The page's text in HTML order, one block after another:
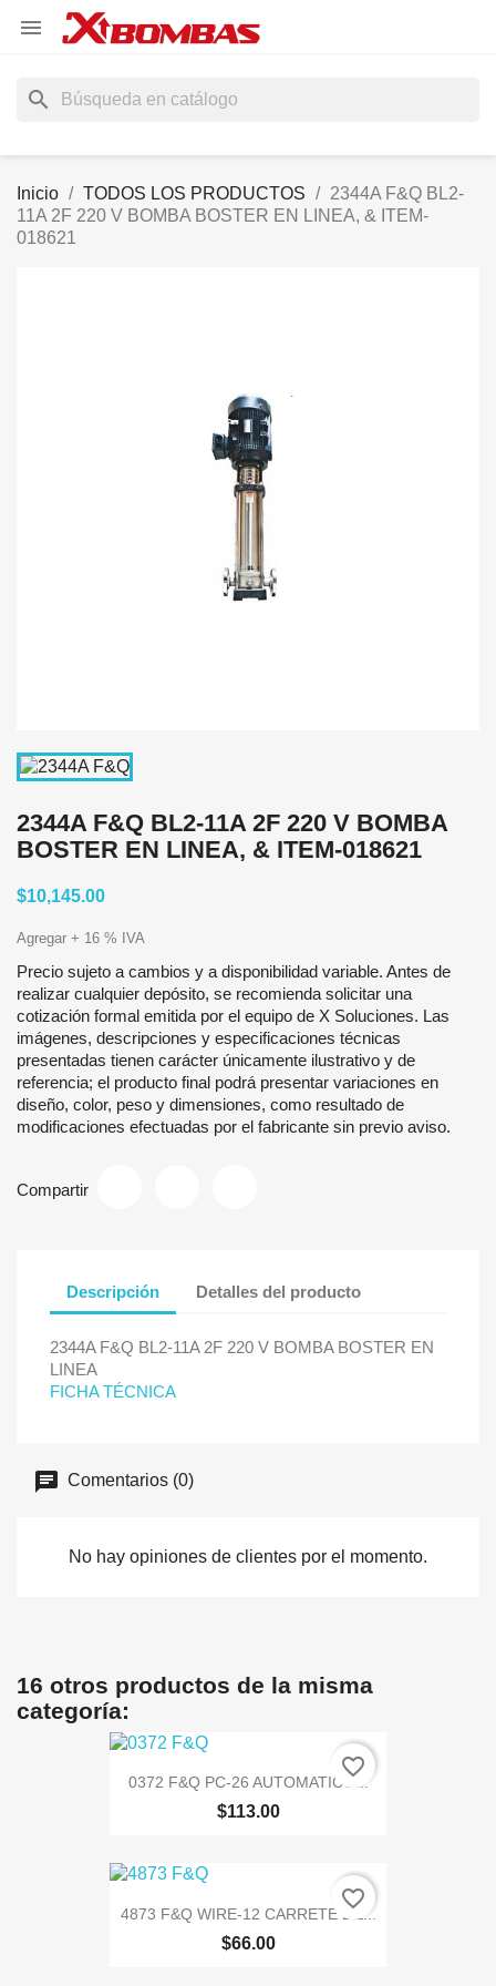

search
Inicio TODOS LOS PRODUCTOS
2344A F&Q BL2-
11A 2F 220 V BOMBA BOSTER EN LINEA, & ITEM-
018621
2344A F&Q BL2-11A 2F 220 V BOMBA
BOSTER EN LINEA, & ITEM-018621
$10,145.00
Agregar + 16 % IVA
Precio sujeto a cambios y a disponibilidad variable. Antes de
realizar cualquier depósito, se recomienda solicitar una
cotización formal emitida por el equipo de X Soluciones. Las
imágenes, descripciones y especificaciones técnicas
presentadas tienen carácter únicamente ilustrativo y de
referencia; el producto final podrá presentar variaciones en
diseño, color, peso y dimensiones, como resultado de
modificaciones efectuadas por el fabricante sin previo aviso.
Compartir
Descripción Detalles del producto
2344A F&Q BL2-11A 2F 220 V BOMBA BOSTER EN
LINEA
FICHA TÉCNICA
Comentarios (0)
No hay opiniones de clientes por el momento.
16 otros productos de la misma
categoría:
0372 F&Q PC-26 AUTOMATICO...
$113.00
favorite_border
4873 F&Q WIRE-12 CARRETE DE...
$66.00
favorite_border